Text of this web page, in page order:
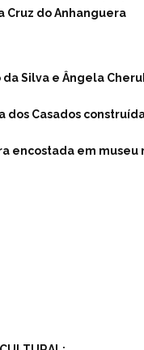
Cruz do Anhanguera
da Silva e Ângela
dos Casados
encostada em museu